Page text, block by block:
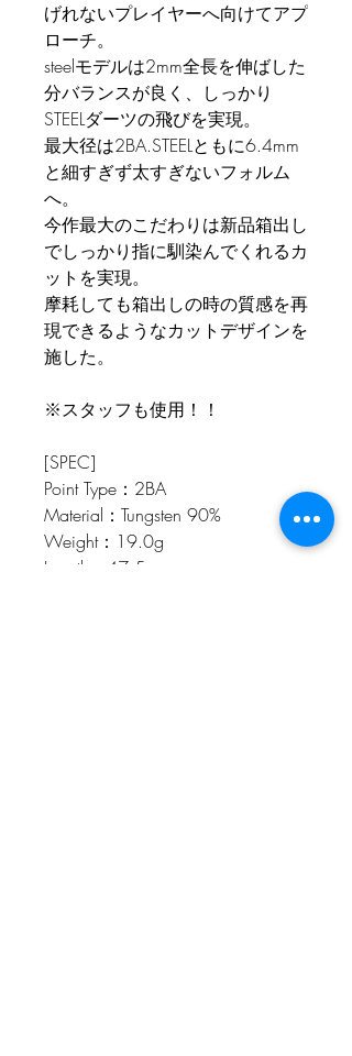
げれないプレイヤーへ向けてアプ
ローチ。
steelモデルは2mm全長を伸ばした
分バランスが良く、しっかり
STEELダーツの飛びを実現。
最大径は2BA.STEELともに6.4mm
と細すぎず太すぎないフォルム
へ。
今作最大のこだわりは新品箱出し
でしっかり指に馴染んでくれるカ
ットを実現。
摩耗しても箱出しの時の質感を再
現できるようなカットデザインを
施した。
※スタッフも使用！！
[SPEC]
Point Type：2BA
Material：Tungsten 90%
Weight：19.0g
Length：47.5mm